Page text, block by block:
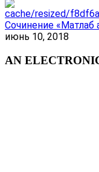
Сочинение «Матлаб
июнь 10, 2018
AN